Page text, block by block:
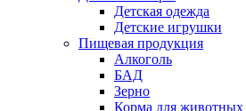
Детская одежда
Детские игрушки
Пищевая продукция
Алкоголь
БАД
Зерно
Корма для животных